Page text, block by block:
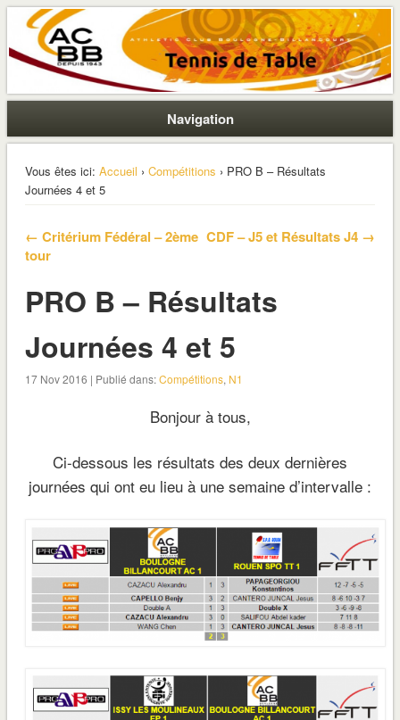
ACBB – Tennis de Table
La section ping de Boulogne
Navigation
Vous êtes ici: Accueil › Compétitions › PRO B – Résultats
Journées 4 et 5
← Critérium Fédéral – 2ème
tour
CDF – J5 et Résultats J4 →
PRO B – Résultats
Journées 4 et 5
17 Nov 2016 | Publié dans:Compétitions, N1
Bonjour à tous,
Ci-dessous les résultats des deux dernières
journées qui ont eu lieu à une semaine d’intervalle :